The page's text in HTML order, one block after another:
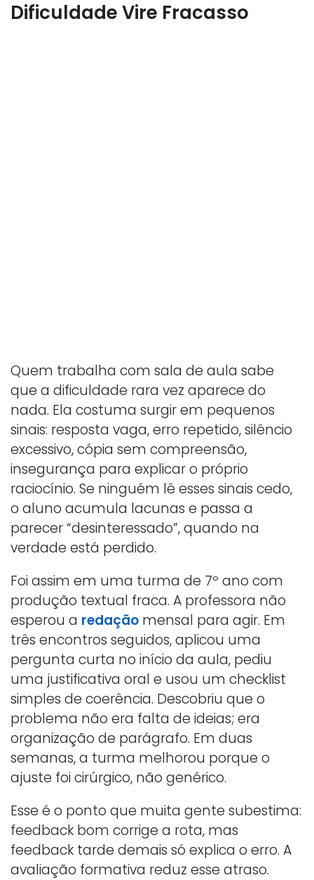
Dificuldade Vire Fracasso
Quem trabalha com sala de aula sabe
que a dificuldade rara vez aparece do
nada. Ela costuma surgir em pequenos
sinais: resposta vaga, erro repetido, silêncio
excessivo, cópia sem compreensão,
insegurança para explicar o próprio
raciocínio. Se ninguém lê esses sinais cedo,
o aluno acumula lacunas e passa a
parecer “desinteressado”, quando na
verdade está perdido.
Foi assim em uma turma de 7º ano com
produção textual fraca. A professora não
esperou a redação mensal para agir. Em
três encontros seguidos, aplicou uma
pergunta curta no início da aula, pediu
uma justificativa oral e usou um checklist
simples de coerência. Descobriu que o
problema não era falta de ideias; era
organização de parágrafo. Em duas
semanas, a turma melhorou porque o
ajuste foi cirúrgico, não genérico.
Esse é o ponto que muita gente subestima:
feedback bom corrige a rota, mas
feedback tarde demais só explica o erro. A
avaliação formativa reduz esse atraso.